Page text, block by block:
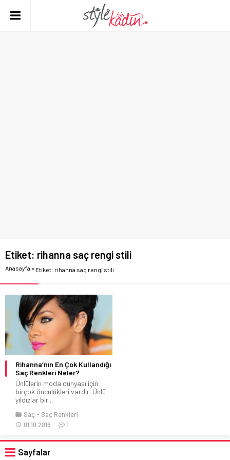
Etiket: rihanna saç rengi stili
Anasayfa » Etiket: rihanna saç rengi stili
Rihanna’nın En Çok Kullandığı
Saç Renkleri Neler?
Ünlülerin moda dünyası için
birçok öncülükleri vardır. Ünlü
yıldızlar bir...
Saç
Saç Renkleri
01.10.2016
1
Sayfalar